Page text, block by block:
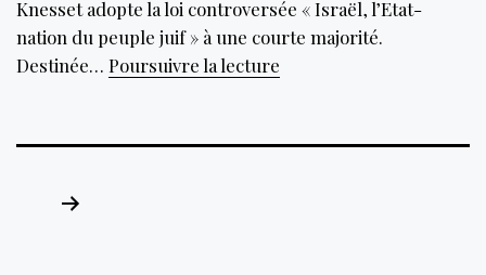
Knesset adopte la loi controversée « Israël, l’Etat-
nation du peuple juif » à une courte majorité.
Destinée… Poursuivre la lecture
en
Pagination